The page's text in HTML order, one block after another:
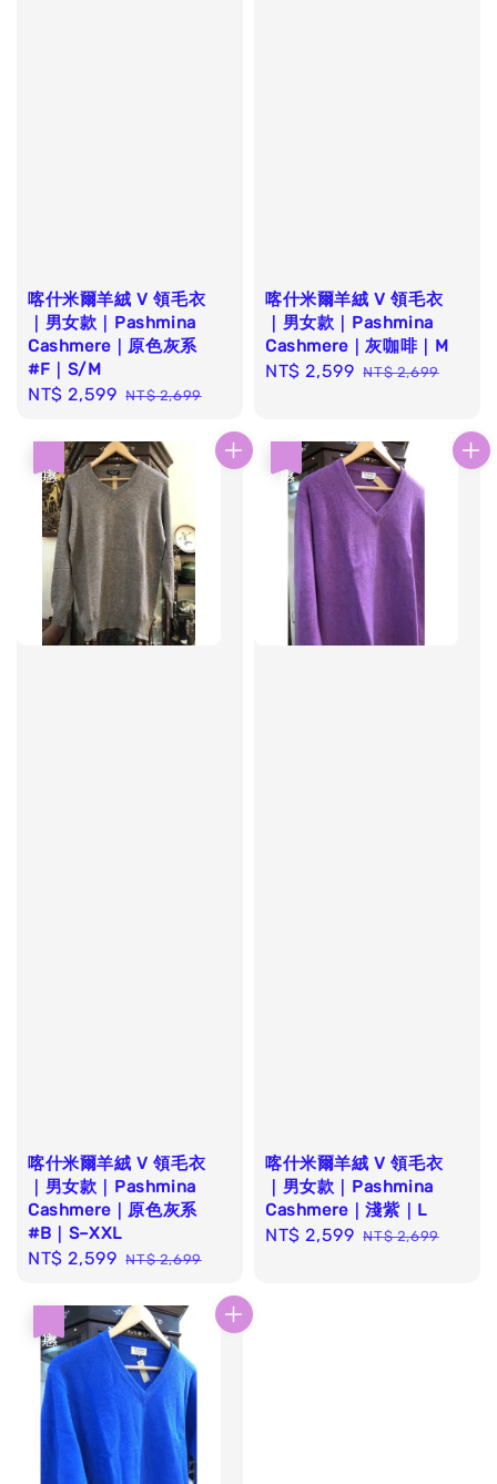
喀什米爾羊絨 V 領毛衣
｜男女款｜Pashmina
Cashmere｜原色灰系
#F｜S/M
Sale
NT$ 2,599 Regular
NT$ 2,699
喀什米爾羊絨 V 領毛衣
｜男女款｜Pashmina
Cashmere｜灰咖啡｜M
Sale
NT$ 2,599 Regular
NT$ 2,699
喀什米爾羊絨 V 領毛衣
｜男女款｜Pashmina
Cashmere｜原色灰系
#B｜S–XXL
Sale
NT$ 2,599 Regular
NT$ 2,699
喀什米爾羊絨 V 領毛衣
｜男女款｜Pashmina
Cashmere｜淺紫｜L
Sale
NT$ 2,599 Regular
NT$ 2,699